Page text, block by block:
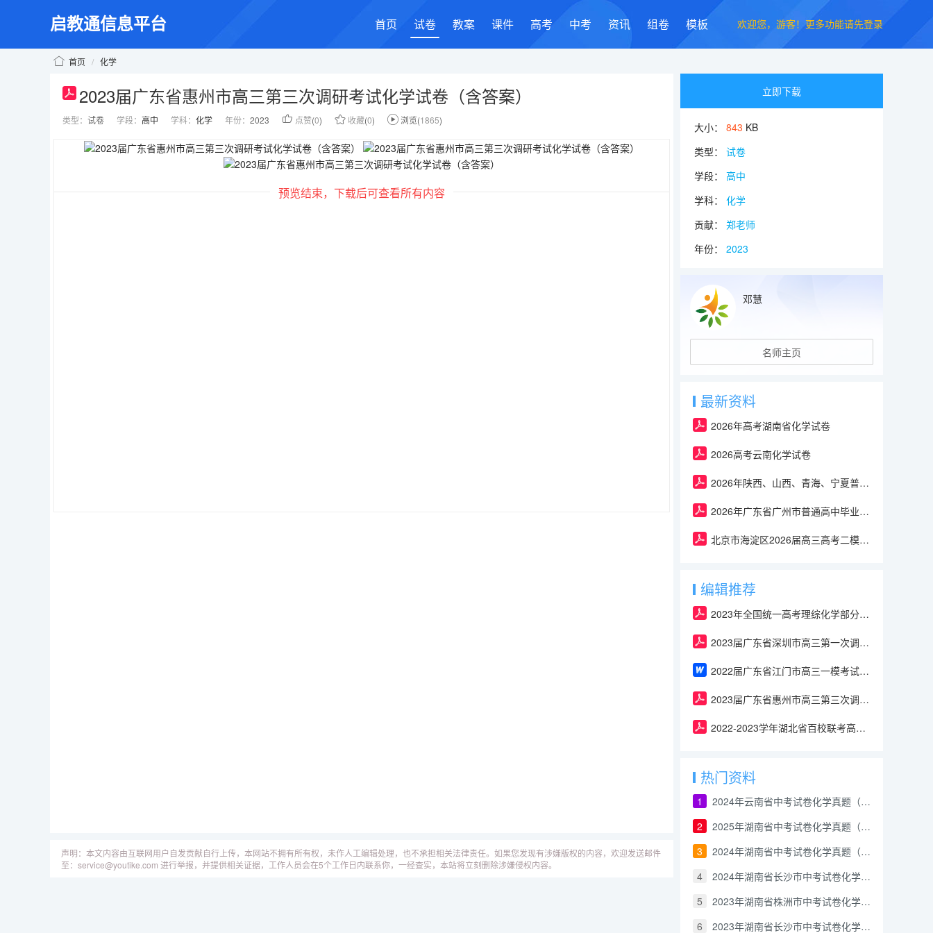
启教通信息平台 欢迎您，游客！更多功能请先登录
首页 试卷 教案 课件 高考 中考 资讯 组卷 模板
首页 / 化学
2023届广东省惠州市高三第三次调研考试化学试卷（含答案）
类型： 试卷 学段： 高中 学科： 化学 年份： 2023 点赞(0) 收藏(0) 浏览(1865)
预览结束，下载后可查看所有内容
声明：本文内容由互联网用户自发贡献自行上传，本网站不拥有所有权，未作人工编辑处理，也不承担相关法律责任。如果您发现有涉嫌版权的内容，欢迎发送邮件
至：service@youtike.com 进行举报，并提供相关证据，工作人员会在5个工作日内联系你，一经查实，本站将立刻删除涉嫌侵权内容。
立即下载
大小： 843 KB
类型：
试卷
学段：
高中
学科：
化学
贡献：
郑老师
年份：
2023
邓慧
名师主页
最新资料
2026年高考湖南省化学试卷
2026高考云南化学试卷
2026年陕西、山西、青海、宁夏普通高中学业水平选择性考试化学试卷及答案
2026年广东省广州市普通高中毕业班冲刺训练题(三套)-化学试卷及答案（含解析）
北京市海淀区2026届高三高考二模-化学试卷及答案
编辑推荐
2023年全国统一高考理综化学部分（全国甲卷）
2023届广东省深圳市高三第一次调研考试化学试卷（含答案）
2022届广东省江门市高三一模考试化学试卷（含答案与解析）
2023届广东省惠州市高三第三次调研考试化学试卷（含答案）
2022-2023学年湖北省百校联考高三上学期10月联考化学试卷（含答案）
热门资料
1
2024年云南省中考试卷化学真题（解析版）
2
2025年湖南省中考试卷化学真题（含答案和解析）
3
2024年湖南省中考试卷化学真题（解析版）
4
2024年湖南省长沙市中考试卷化学真题（解析版）
5
2023年湖南省株洲市中考试卷化学真题（解析版）
6
2023年湖南省长沙市中考试卷化学真题（解析版）